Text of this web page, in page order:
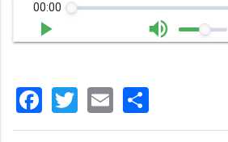
00:00
Facebook
Twitter
Email
享